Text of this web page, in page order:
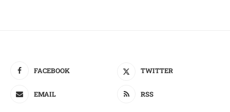
FACEBOOK TWITTER
EMAIL RSS